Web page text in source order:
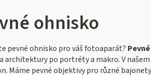
ohnisko
pevné ohnisko pro váš fotoaparát?
architektury po portréty a makro. V
Máme pevné objektivy pro různé